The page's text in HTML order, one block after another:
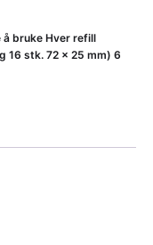
bruke Hver refill
16 stk. 72 x 25 mm) 6